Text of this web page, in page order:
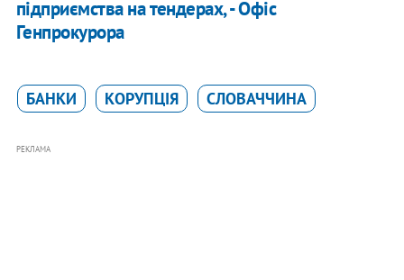
підприємства на тендерах, - Офіс
Генпрокурора
БАНКИ КОРУПЦІЯ СЛОВАЧЧИНА
РЕКЛАМА